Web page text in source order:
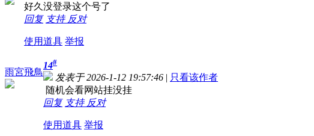
好久没登录这个号了
回复 支持 反对
使用道具 举报
雨宮飛鳥
14#
发表于 2026-1-12 19:57:46 | 只看该作者
随机会看网站挂没挂
回复 支持 反对
使用道具 举报